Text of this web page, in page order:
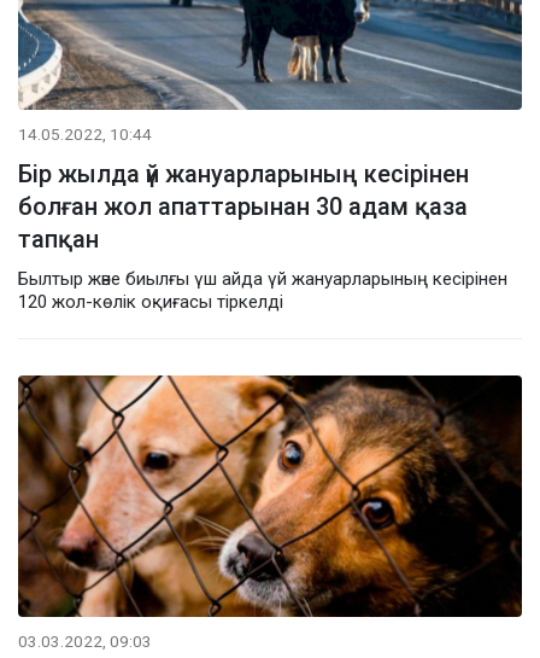
14.05.2022, 10:44
Бір жылда үй жануарларының кесірінен
болған жол апаттарынан 30 адам қаза
тапқан
Былтыр және биылғы үш айда үй жануарларының кесірінен
120 жол-көлік оқиғасы тіркелді
03.03.2022, 09:03